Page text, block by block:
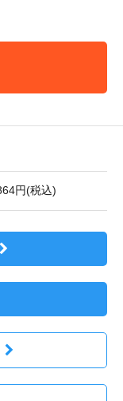
円(税込)